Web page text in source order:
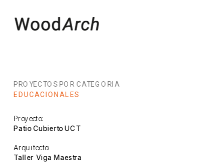
PROYECTOS POR CATEGORIA
EDUCACIONALES
Proyecto:
Patio Cubierto UCT
Arquitecto:
Taller Viga Maestra